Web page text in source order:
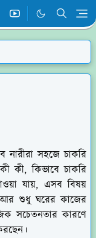
নারীরা সহজে চাকরি
কী, কিভাবে চাকরি
যায়, এসব বিষয়
আর শুধু ঘরের কাজের
সচেতনতার কারণে